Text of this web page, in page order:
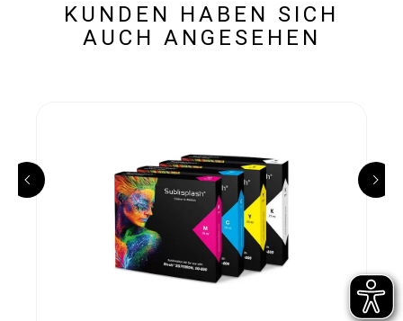
KUNDEN HABEN SICH
AUCH ANGESEHEN